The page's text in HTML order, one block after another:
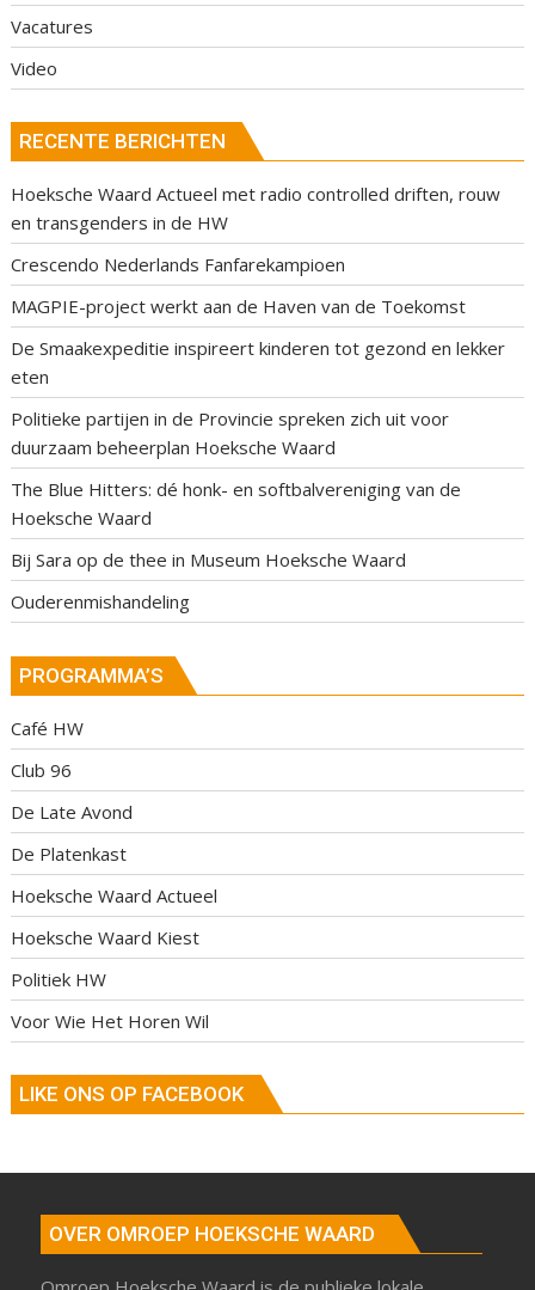
Vacatures
Video
RECENTE BERICHTEN
Hoeksche Waard Actueel met radio controlled driften, rouw
en transgenders in de HW
Crescendo Nederlands Fanfarekampioen
MAGPIE-project werkt aan de Haven van de Toekomst
De Smaakexpeditie inspireert kinderen tot gezond en lekker
eten
Politieke partijen in de Provincie spreken zich uit voor
duurzaam beheerplan Hoeksche Waard
The Blue Hitters: dé honk- en softbalvereniging van de
Hoeksche Waard
Bij Sara op de thee in Museum Hoeksche Waard
Ouderenmishandeling
PROGRAMMA’S
Café HW
Club 96
De Late Avond
De Platenkast
Hoeksche Waard Actueel
Hoeksche Waard Kiest
Politiek HW
Voor Wie Het Horen Wil
LIKE ONS OP FACEBOOK
OVER OMROEP HOEKSCHE WAARD